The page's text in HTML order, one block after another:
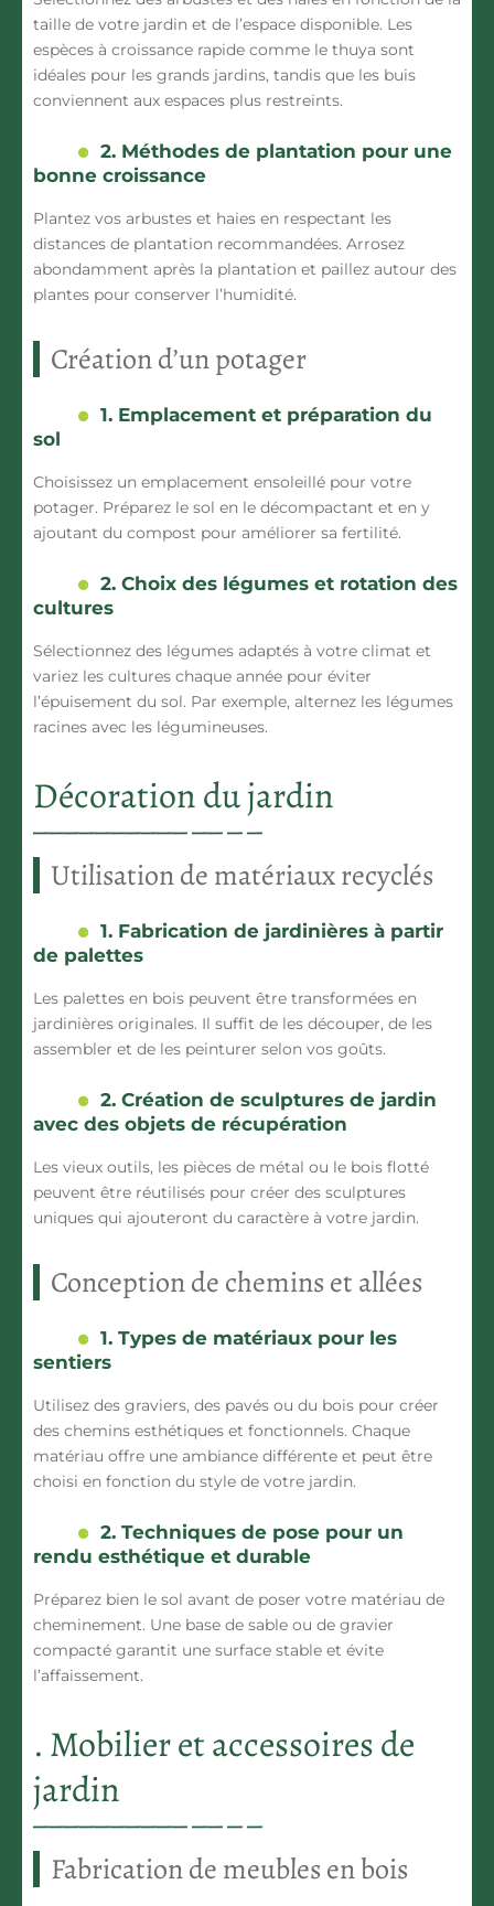
taille de votre jardin et de l’espace disponible. Les
espèces à croissance rapide comme le thuya sont
idéales pour les grands jardins, tandis que les buis
conviennent aux espaces plus restreints.
2. Méthodes de plantation pour une
bonne croissance
Plantez vos arbustes et haies en respectant les
distances de plantation recommandées. Arrosez
abondamment après la plantation et paillez autour des
plantes pour conserver l’humidité.
Création d’un potager
1. Emplacement et préparation du
sol
Choisissez un emplacement ensoleillé pour votre
potager. Préparez le sol en le décompactant et en y
ajoutant du compost pour améliorer sa fertilité.
2. Choix des légumes et rotation des
cultures
Sélectionnez des légumes adaptés à votre climat et
variez les cultures chaque année pour éviter
l’épuisement du sol. Par exemple, alternez les légumes
racines avec les légumineuses.
Décoration du jardin
Utilisation de matériaux recyclés
1. Fabrication de jardinières à partir
de palettes
Les palettes en bois peuvent être transformées en
jardinières originales. Il suffit de les découper, de les
assembler et de les peinturer selon vos goûts.
2. Création de sculptures de jardin
avec des objets de récupération
Les vieux outils, les pièces de métal ou le bois flotté
peuvent être réutilisés pour créer des sculptures
uniques qui ajouteront du caractère à votre jardin.
Conception de chemins et allées
1. Types de matériaux pour les
sentiers
Utilisez des graviers, des pavés ou du bois pour créer
des chemins esthétiques et fonctionnels. Chaque
matériau offre une ambiance différente et peut être
choisi en fonction du style de votre jardin.
2. Techniques de pose pour un
rendu esthétique et durable
Préparez bien le sol avant de poser votre matériau de
cheminement. Une base de sable ou de gravier
compacté garantit une surface stable et évite
l’affaissement.
. Mobilier et accessoires de
jardin
Fabrication de meubles en bois